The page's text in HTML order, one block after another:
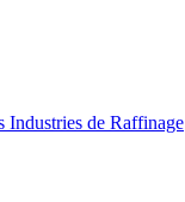
Industries de Raffinage